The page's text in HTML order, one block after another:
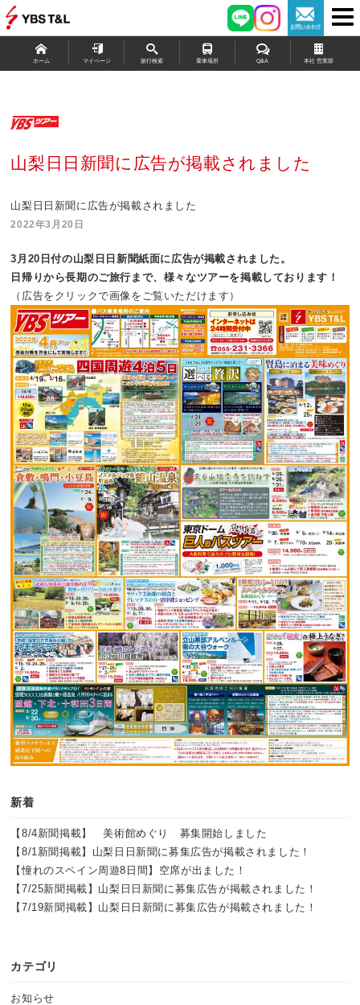
ホーム マイページ 旅行検索 乗車場所 Q&A 本社 営業部
山梨日日新聞に広告が掲載されました
山梨日日新聞に広告が掲載されました
2022年3月20日
3月20日付の山梨日日新聞紙面に広告が掲載されました。
日帰りから長期のご旅行まで、 様々なツアーを掲載しております！
（広告をクリックで画像をご覧いただけます）
新着
【8/4新聞掲載】 美術館めぐり 募集開始しました
【8/1新聞掲載】山梨日日新聞に募集広告が掲載されました！
【憧れのスペイン周遊8日間】空席が出ました！
【7/25新聞掲載】山梨日日新聞に募集広告が掲載されました！
【7/19新聞掲載】山梨日日新聞に募集広告が掲載されました！
カテゴリ
お知らせ